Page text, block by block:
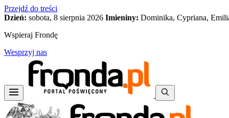
Przejdź do treści
Dzień: sobota, 8 sierpnia 2026 Imieniny: Dominika, Cypriana,
Wspieraj Frondę
Wesprzyj nas